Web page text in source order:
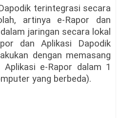
terintegrasi secara
artinya e-Rapor dan
jaringan secara lokal
dan Aplikasi Dapodik
dengan memasang
e-Rapor dalam 1
yang berbeda).